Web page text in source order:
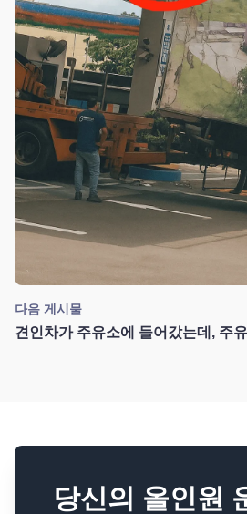
다음 게시물
견인차가 주유소에 들어갔는데, 주
당신의 올인원